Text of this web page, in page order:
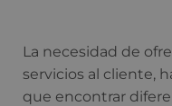
La necesidad de
servicios al cliente,
que encontrar